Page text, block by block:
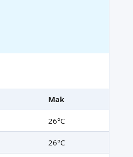
Mak
26°C
26°C